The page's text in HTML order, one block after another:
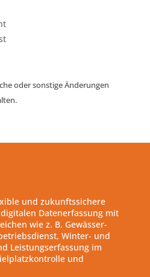
oder sonstige Änderungen
und zukunftssichere
Datenerfassung mit
wie z. B. Gewässer-
Winter- und
Leistungserfassung im
und